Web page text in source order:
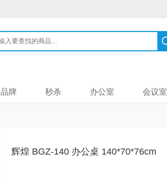
品牌 秒杀 办公室 会议室
辉煌 BGZ-140 办公桌 140*70*76cm